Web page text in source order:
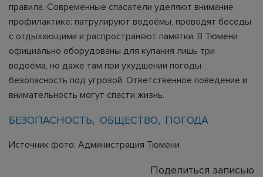
правила. Современные спасатели уделяют внимание
профилактике: патрулируют водоёмы, проводят беседы
с отдыхающими и распространяют памятки. В Тюмени
официально оборудованы для купания лишь три
водоёма, но даже там при ухудшении погоды
безопасность под угрозой. Ответственное поведение и
внимательность могут спасти жизнь.
БЕЗОПАСНОСТЬ ОБЩЕСТВО ПОГОДА
Источник фото: Администрация Тюмени
Поделиться записью